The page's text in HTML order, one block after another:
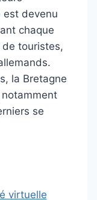
est devenu
chaque
touristes,
la Bretagne
se